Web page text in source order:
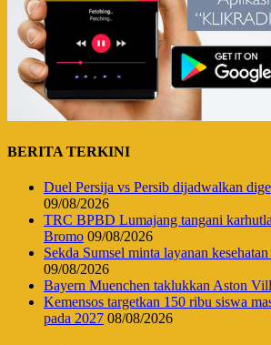
BERITA TERKINI
Duel Persija vs Persib dijadwalkan
09/08/2026
TRC BPBD Lumajang tangani
Bromo 09/08/2026
Sekda Sumsel minta layanan
09/08/2026
Bayern Muenchen taklukkan Aston
Kemensos targetkan 150 ribu siswa
pada 2027 08/08/2026